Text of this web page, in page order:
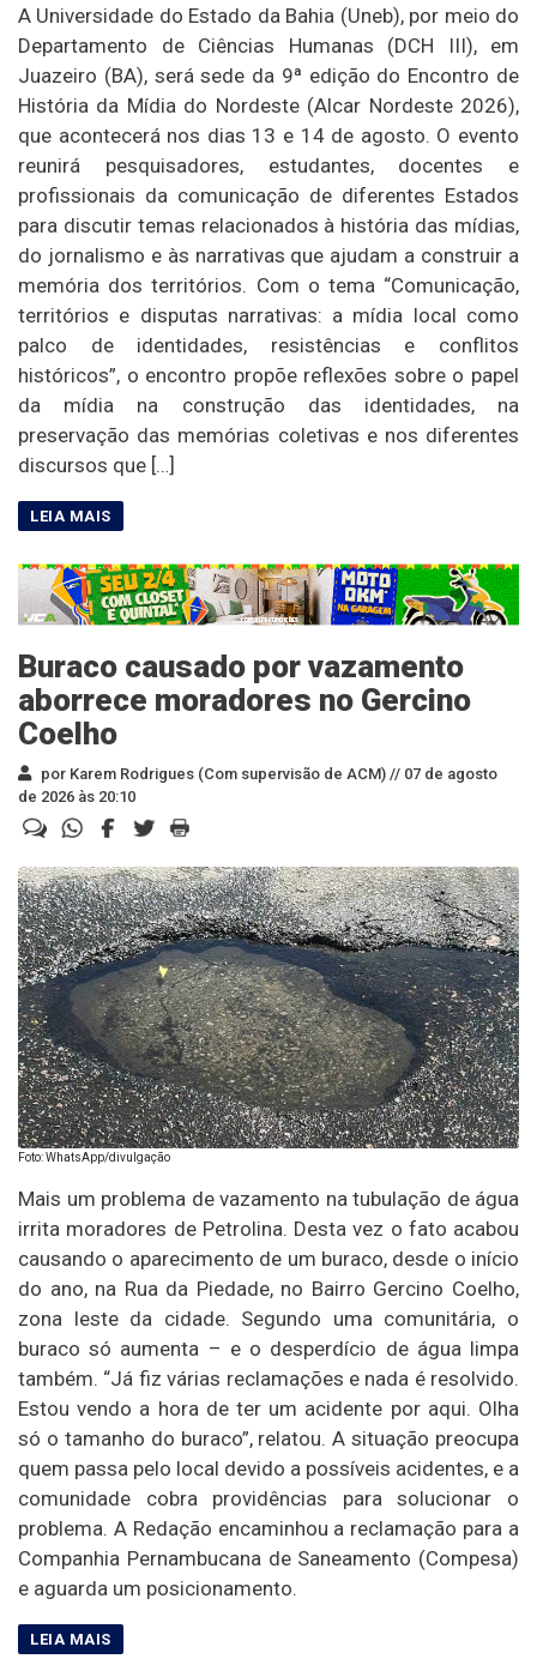
A Universidade do Estado da Bahia (Uneb), por meio do
Departamento de Ciências Humanas (DCH III), em
Juazeiro (BA), será sede da 9ª edição do Encontro de
História da Mídia do Nordeste (Alcar Nordeste 2026),
que acontecerá nos dias 13 e 14 de agosto. O evento
reunirá pesquisadores, estudantes, docentes e
profissionais da comunicação de diferentes Estados
para discutir temas relacionados à história das mídias,
do jornalismo e às narrativas que ajudam a construir a
memória dos territórios. Com o tema “Comunicação,
territórios e disputas narrativas: a mídia local como
palco de identidades, resistências e conflitos
históricos”, o encontro propõe reflexões sobre o papel
da mídia na construção das identidades, na
preservação das memórias coletivas e nos diferentes
discursos que […]
Buraco causado por vazamento
aborrece moradores no Gercino
Coelho
por Karem Rodrigues (Com supervisão de ACM) // 07 de agosto
de 2026 às 20:10
Foto: WhatsApp/divulgação
Mais um problema de vazamento na tubulação de água
irrita moradores de Petrolina. Desta vez o fato acabou
causando o aparecimento de um buraco, desde o início
do ano, na Rua da Piedade, no Bairro Gercino Coelho,
zona leste da cidade. Segundo uma comunitária, o
buraco só aumenta – e o desperdício de água limpa
também. “Já fiz várias reclamações e nada é resolvido.
Estou vendo a hora de ter um acidente por aqui. Olha
só o tamanho do buraco”, relatou. A situação preocupa
quem passa pelo local devido a possíveis acidentes, e a
comunidade cobra providências para solucionar o
problema. A Redação encaminhou a reclamação para a
Companhia Pernambucana de Saneamento (Compesa)
e aguarda um posicionamento.